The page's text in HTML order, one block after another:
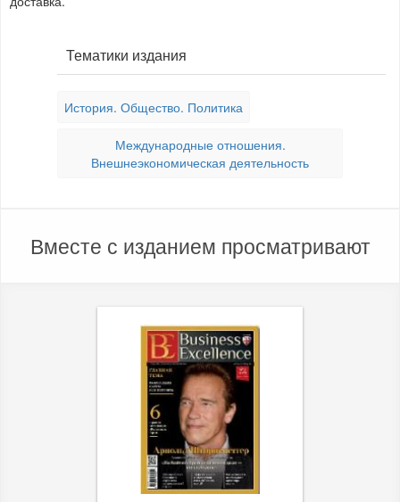
Тематики издания
История. Общество. Политика
Международные отношения.
Внешнеэкономическая деятельность
Вместе с изданием просматривают